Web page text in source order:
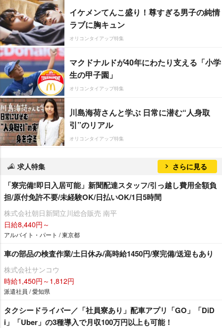
イケメンてんこ盛り！尊すぎる男子の純情
ラブに胸キュン
オリコンタイアップ特集
マクドナルドが40年にわたり支える「小学
生の甲子園」
オリコンタイアップ特集
川島海荷さんと学ぶ 日常に潜む“人身取
引”のリアル
オリコンタイアップ特集
求人特集 さらに見る
「寮完備!即日入居可能」新聞配達スタッフ/引っ越し費用全額負
担/原付免許不要/未経験OK/日払いOK/1日5時間
株式会社朝日新聞立川総合販売 南平
日給8,440円～
アルバイト・パート / 東京都
車の部品の検査作業/土日休み/高時給1450円/寮完備/送迎もあり
株式会社サンコウ
時給1,450円～1,812円
派遣社員 / 愛知県
タクシードライバー／「社員寮あり」配車アプリ「GO」「DiD
i」「Uber」の3種導入で月収100万円以上も可能！